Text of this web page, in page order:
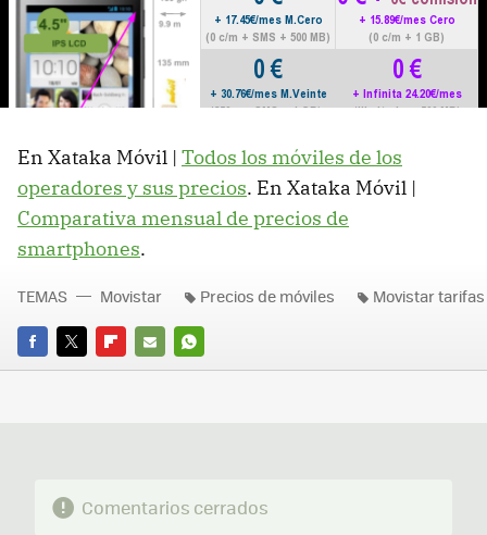
En Xataka Móvil | Todos los móviles de los
operadores y sus precios. En Xataka Móvil |
Comparativa mensual de precios de
smartphones.
FACEBOOK
TWITTERFLIPBOARD
E-
WHATSAPP
TEMAS Movistar Precios de móviles Movistar
Comentarios cerrados